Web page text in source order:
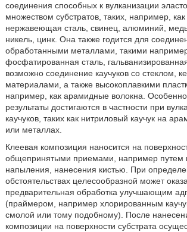
соединения способных к вулканизации
множеством субстратов, таких, например,
нержавеющая сталь, свинец, алюминий,
никель, цинк. Она также годится для
обработанными металлами, такими
фосфатированная сталь,
возможно соединение каучуков со стеклом,
материалами, а также высокоплавкими
например, как арамидные волокна.
результаты достигаются в частности при
каучуков, таких как нитриловый каучук на
или металлах.
Клеевая композиция наносится на
общепринятыми приемами, например путем
напыления, нанесения кистью. При
обстоятельствах целесообразной может
предварительная обработка улучшающим
(праймером, например хлорированным
смолой или тому подобному). После
композиции на поверхности субстрата